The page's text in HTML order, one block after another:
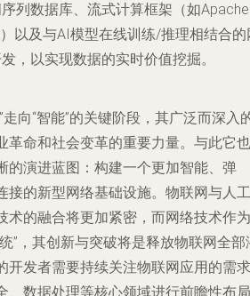
列数据库、 流式计算框架 （如Apache
以及与AI模型在线训练/推理相结合的
，以实现数据的实时价值挖掘。
向“智能”的关键阶段，其广泛而深入
革命和社会变革的重要力量。与此它也
的演进蓝图：构建一个更加智能、弹
接的新型网络基础设施。物联网与人工
术的融合将更加紧密，而网络技术作为
”，其创新与突破将是释放物联网全部
开发者需要持续关注物联网应用的需求
、数据处理等核心领域进行前瞻性布局